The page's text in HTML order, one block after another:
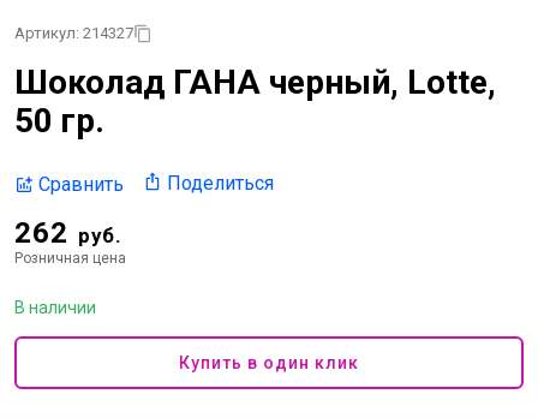
Артикул: 214327
Шоколад ГАНА черный, Lotte,
50 гр.
Сравнить Поделиться
262 руб.
Розничная цена
В наличии
Купить в один клик